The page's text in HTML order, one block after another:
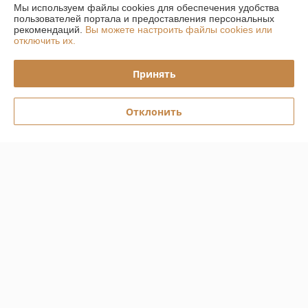
Доставка и оплата
График работы
Политика обработки cookies
Мы используем файлы cookies для обеспечения удобства
пользователей портала и предоставления персональных
рекомендаций. Вы можете настроить файлы cookies или
отключить их.
Принять
Отклонить